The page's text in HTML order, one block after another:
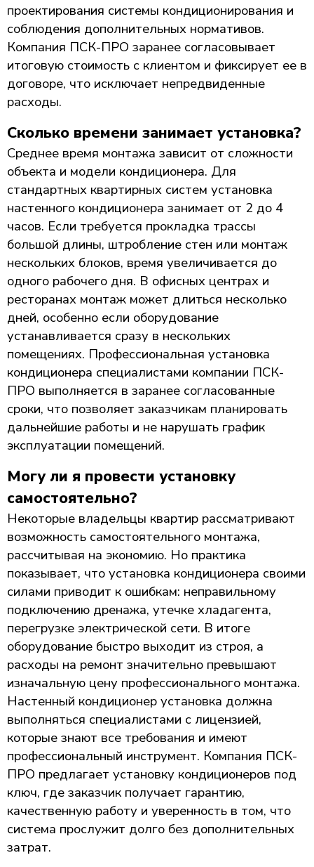
проектирования системы кондиционирования и
соблюдения дополнительных нормативов.
Компания ПСК-ПРО заранее согласовывает
итоговую стоимость с клиентом и фиксирует ее в
договоре, что исключает непредвиденные
расходы.
Сколько времени занимает установка?
Среднее время монтажа зависит от сложности
объекта и модели кондиционера. Для
стандартных квартирных систем установка
настенного кондиционера занимает от 2 до 4
часов. Если требуется прокладка трассы
большой длины, штробление стен или монтаж
нескольких блоков, время увеличивается до
одного рабочего дня. В офисных центрах и
ресторанах монтаж может длиться несколько
дней, особенно если оборудование
устанавливается сразу в нескольких
помещениях. Профессиональная установка
кондиционера специалистами компании ПСК-
ПРО выполняется в заранее согласованные
сроки, что позволяет заказчикам планировать
дальнейшие работы и не нарушать график
эксплуатации помещений.
Могу ли я провести установку
самостоятельно?
Некоторые владельцы квартир рассматривают
возможность самостоятельного монтажа,
рассчитывая на экономию. Но практика
показывает, что установка кондиционера своими
силами приводит к ошибкам: неправильному
подключению дренажа, утечке хладагента,
перегрузке электрической сети. В итоге
оборудование быстро выходит из строя, а
расходы на ремонт значительно превышают
изначальную цену профессионального монтажа.
Настенный кондиционер установка должна
выполняться специалистами с лицензией,
которые знают все требования и имеют
профессиональный инструмент. Компания ПСК-
ПРО предлагает установку кондиционеров под
ключ, где заказчик получает гарантию,
качественную работу и уверенность в том, что
система прослужит долго без дополнительных
затрат.